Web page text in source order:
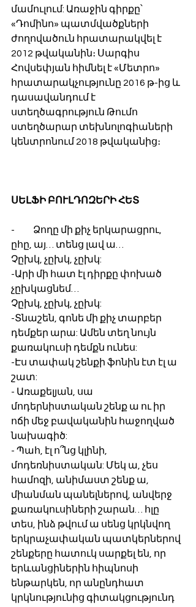
մամուլում: Առաջին գիրքը՝
«Դոմինո» պատմվածքների
ժողովածուն հրատարակվել է
2012 թվականին։ Սարգիս
Հովսեփյան հիմնել է «Մետրո»
հրատարակչությունը 2016 թ-ից և
դասավանդում է
ստեղծագրություն Թումո
ստեղծարար տեխնոլոգիաների
կենտրոնում 2018 թվականից։
ՍԵԼՖԻ ԲՈՒԼԴՈԶԵՐԻ ՀԵՏ
-          Ձողը մի քիչ երկարացրու,
ըհը, այ… տենց լավ ա…
Չըխկ, չըխկ, չըխկ:
-Արի մի հատ էլ դիրքը փոխած
չըխկացնեմ…
Չըխկ, չըխկ, չըխկ:
-Տնաշեն, գոնե մի քիչ տարբեր
դեմքեր արա: Ամեն տեղ նույն
քառակուսի դեմքն ունես:
-Էս տափակ շենքի ֆոնին էտ էլ ա
շատ:
- Առաքելյան, սա
մոդերնիստական շենք ա ու իր
ոճի մեջ բավականին հաջողված
նախագիծ:
- Պահ, էլ ո՞նց կլինի,
մոդեռնիստական: Մեկ ա, չես
համոզի, անիմաստ շենք ա,
միանման պանելներով, անվերջ
քառակուսիների շարան… հլը
տես, ինձ թվում ա սենց կրկնվող
երկրաչափական պատկերներով
շենքերը հատուկ սարքել են, որ
երևանցիներին հիպնոսի
ենթարկեն, որ անընդհատ
կրկնությունից գիտակցությունդ